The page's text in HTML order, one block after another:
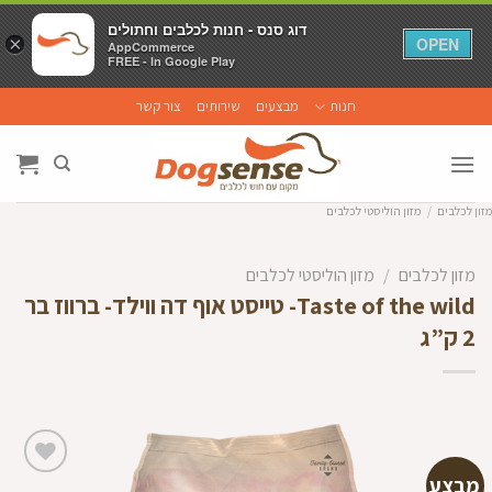
to
content
חנות מבצעים שירותים צור קשר
מזון לכלבים / מזון הוליסטי לכלבים
מזון לכלבים / מזון הוליסטי לכלבים
Taste of the wild- טייסט אוף דה ווילד- ברווז בר
2 ק”ג
מבצע
×
דוג סנס - חנות לכלבים וחתולים
AppCommerce
FREE - In Google Play
OPEN
×
דוג סנס - חנות לכלבים וחתולים
AppCommerce
FREE - In Google Play
OPEN